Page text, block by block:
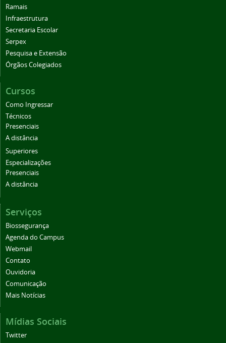
Ramais
Infraestrutura
Secretaria Escolar
Serpex
Pesquisa e Extensão
Órgãos Colegiados
Cursos
Como Ingressar
Técnicos
Presenciais
A distância
Superiores
Especializações
Presenciais
A distância
Serviços
Biossegurança
Agenda do Campus
Webmail
Contato
Ouvidoria
Comunicação
Mais Notícias
Mídias Sociais
Twitter